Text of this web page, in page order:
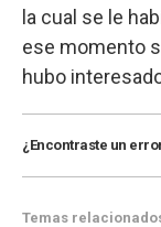
la cual se le
ese momento
hubo
¿Encontraste un
Temas